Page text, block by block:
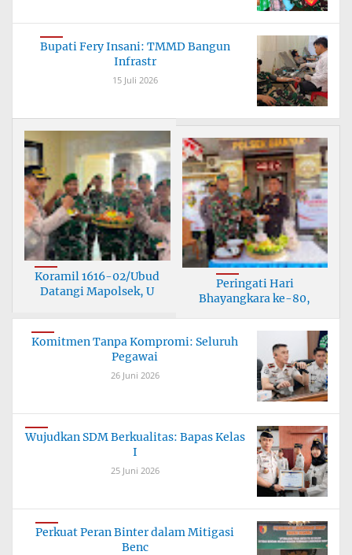
Bupati Fery Insani: TMMD Bangun
Infrastr
15 Juli 2026
Koramil 1616-02/Ubud
Datangi Mapolsek, U
Peringati Hari
Bhayangkara ke-80,
Komitmen Tanpa Kompromi: Seluruh
Pegawai
26 Juni 2026
Wujudkan SDM Berkualitas: Bapas Kelas
I
25 Juni 2026
Perkuat Peran Binter dalam Mitigasi
Benc